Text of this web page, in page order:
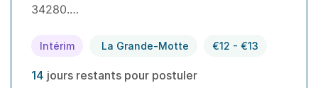
34280.…
Intérim La Grande-Motte €12 - €13
14 jours restants pour postuler